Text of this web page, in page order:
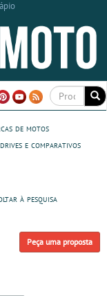
de motos
e comparativos
à pesquisa
Peça uma proposta